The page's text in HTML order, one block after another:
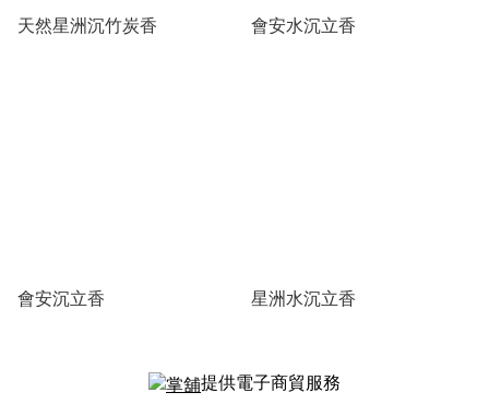
天然星洲沉竹炭香 會安水沉立香
會安沉立香 星洲水沉立香
提供電子商貿服務